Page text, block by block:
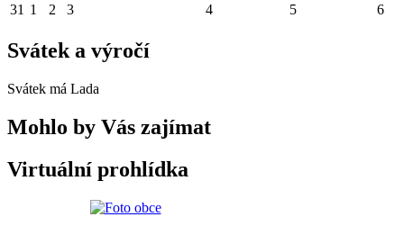
31 1 2 3 4 5 6
Svátek a výročí
Svátek má Lada
Mohlo by Vás zajímat
Virtuální prohlídka